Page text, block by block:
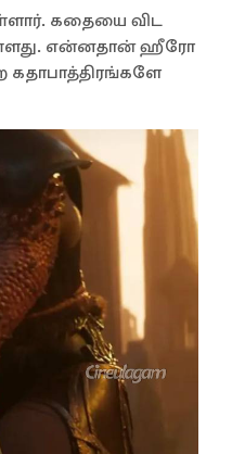
கதையை விட
என்னதான் ஹீரோ
கதாபாத்திரங்களே